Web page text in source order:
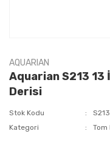
AQUARIAN
Aquarian S213
Derisi
Stok Kodu
Kategori
Tom